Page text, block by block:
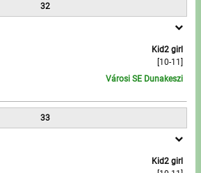
32
Kid2 girl
[10-11]
Városi SE Dunakeszi
33
Kid2 girl